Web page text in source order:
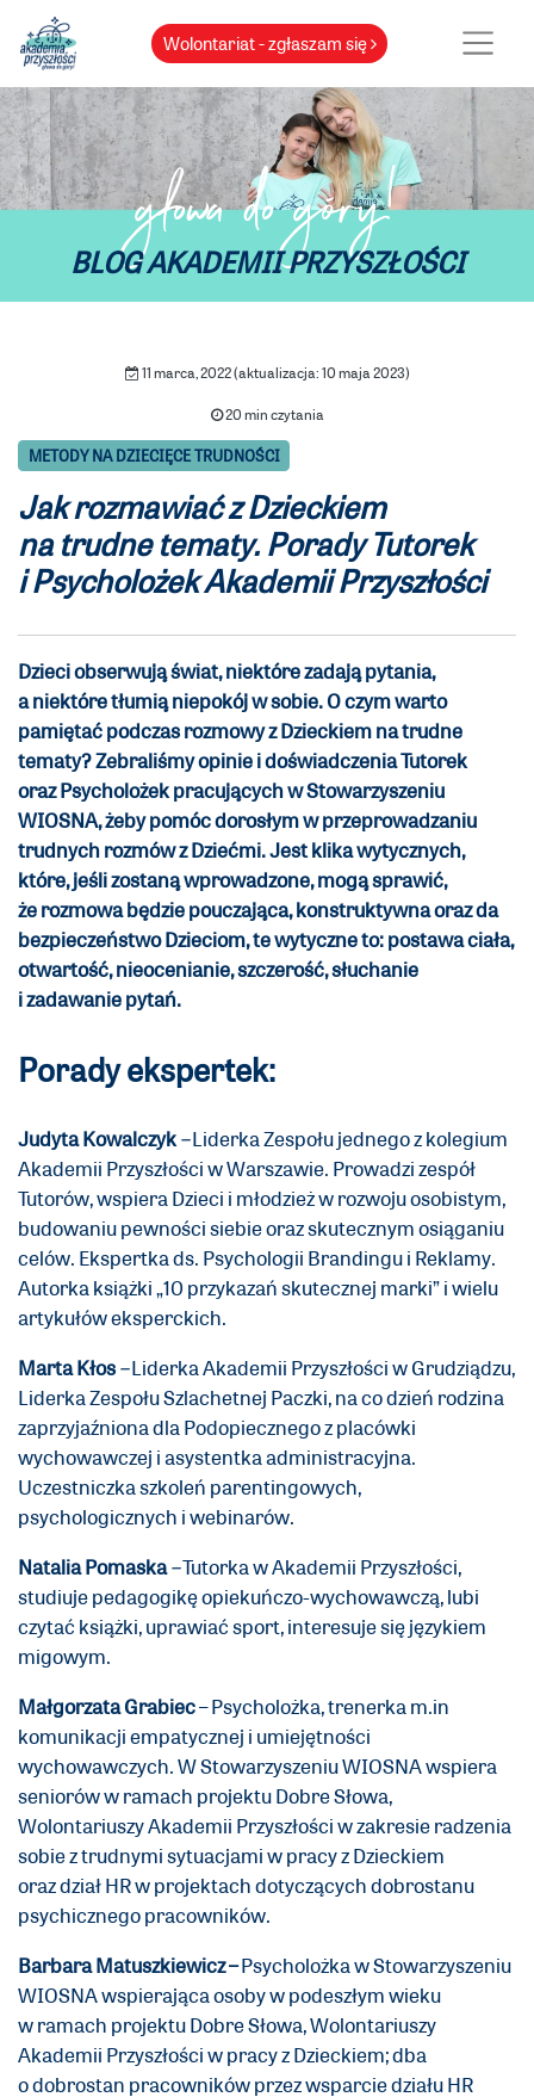
Wolontariat - zgłaszam się
głowa do góry!
BLOG AKADEMII PRZYSZŁOŚCI
11 marca, 2022 (aktualizacja: 10 maja 2023)
20 min czytania
METODY NA DZIECIĘCE TRUDNOŚCI
Jak rozmawiać z Dzieckiem
na trudne tematy. Porady Tutorek
i Psycholożek Akademii Przyszłości
Dzieci obserwują świat, niektóre zadają pytania,
a niektóre tłumią niepokój w sobie. O czym warto
pamiętać podczas rozmowy z Dzieckiem na trudne
tematy?Zebraliśmy opinie i doświadczenia Tutorek
oraz Psycholożek pracujących w Stowarzyszeniu
WIOSNA, żeby pomóc dorosłym w przeprowadzaniu
trudnych rozmów z Dziećmi.Jest klika wytycznych,
które, jeśli zostaną wprowadzone, mogą sprawić,
że rozmowa będzie pouczająca, konstruktywna oraz da
bezpieczeństwo Dzieciom, te wytyczne to: postawa ciała,
otwartość, nieocenianie, szczerość, słuchanie
i zadawanie pytań.
Porady ekspertek:
Judyta Kowalczyk–Liderka Zespołu jednego z kolegium
Akademii Przyszłości w Warszawie. Prowadzi zespół
Tutorów, wspiera Dzieci i młodzież w rozwoju osobistym,
budowaniu pewności siebie oraz skutecznym osiąganiu
celów. Ekspertka ds. Psychologii Brandingu i Reklamy.
Autorka książki „10 przykazań skutecznej marki” i wielu
artykułów eksperckich.
Marta Kłos–Liderka Akademii Przyszłości w Grudziądzu,
Liderka Zespołu Szlachetnej Paczki, na co dzień rodzina
zaprzyjaźniona dla Podopiecznego z placówki
wychowawczej i asystentka administracyjna.
Uczestniczka szkoleń parentingowych,
psychologicznych i webinarów.
Natalia Pomaska–Tutorka w Akademii Przyszłości,
studiuje pedagogikę opiekuńczo-wychowawczą, lubi
czytać książki, uprawiać sport, interesuje się językiem
migowym.
Małgorzata Grabiec– Psycholożka, trenerka m.in
komunikacji empatycznej i umiejętności
wychowawczych. W Stowarzyszeniu WIOSNA wspiera
seniorów w ramach projektu Dobre Słowa,
Wolontariuszy Akademii Przyszłości w zakresie radzenia
sobie z trudnymi sytuacjami w pracy z Dzieckiem
oraz dział HR w projektach dotyczących dobrostanu
psychicznego pracowników.
Barbara Matuszkiewicz –Psycholożka w Stowarzyszeniu
WIOSNA wspierająca osoby w podeszłym wieku
w ramach projektu Dobre Słowa, Wolontariuszy
Akademii Przyszłości w pracy z Dzieckiem; dba
o dobrostan pracowników przez wsparcie działu HR